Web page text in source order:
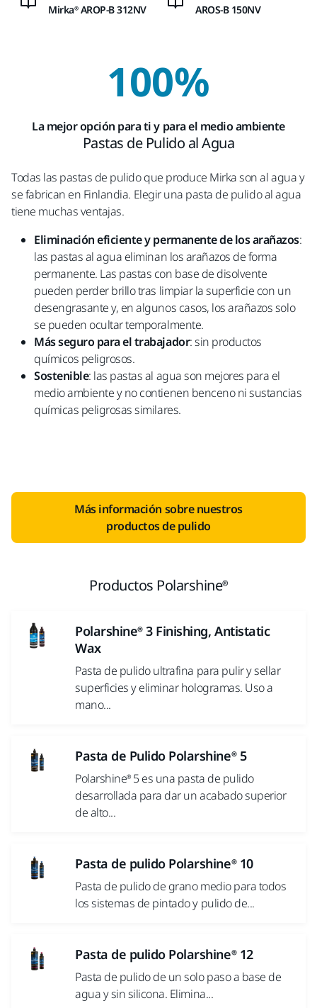
Mirka® AROP-B 312NV
AROS-B 150NV
100%
La mejor opción para ti y para el medio ambiente
Pastas de Pulido al Agua
Todas las pastas de pulido que produce Mirka son al agua y
se fabrican en Finlandia. Elegir una pasta de pulido al agua
tiene muchas ventajas.
Eliminación eficiente y permanente de los arañazos:
las pastas al agua eliminan los arañazos de forma
permanente. Las pastas con base de disolvente
pueden perder brillo tras limpiar la superficie con un
desengrasante y, en algunos casos, los arañazos solo
se pueden ocultar temporalmente.
Más seguro para el trabajador: sin productos
químicos peligrosos.
Sostenible: las pastas al agua son mejores para el
medio ambiente y no contienen benceno ni sustancias
químicas peligrosas similares.
Más información sobre nuestros
productos de pulido
Productos Polarshine®
Polarshine® 3 Finishing, Antistatic
Wax
Pasta de pulido ultrafina para pulir y sellar
superficies y eliminar hologramas. Uso a
mano...
Pasta de Pulido Polarshine® 5
Polarshine® 5 es una pasta de pulido
desarrollada para dar un acabado superior
de alto...
Pasta de pulido Polarshine® 10
Pasta de pulido de grano medio para todos
los sistemas de pintado y pulido de...
Pasta de pulido Polarshine® 12
Pasta de pulido de un solo paso a base de
agua y sin silicona. Elimina...